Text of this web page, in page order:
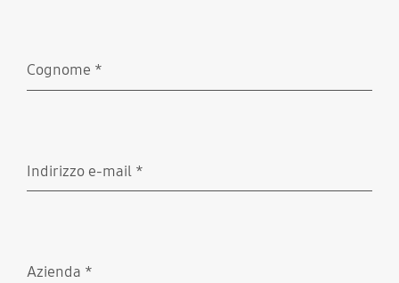
Cognome *
Indirizzo e-mail *
Azienda *